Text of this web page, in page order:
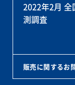
2022年2月 全
測調査
販売に関するお